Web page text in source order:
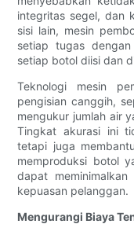
integritas segel, dan
sisi lain, mesin
setiap tugas
setiap botol diisi dan
Teknologi mesin
pengisian canggih,
mengukur jumlah air
Tingkat akurasi ini
tetapi juga
memproduksi botol
dapat
kepuasan pelanggan.
Mengurangi Biaya